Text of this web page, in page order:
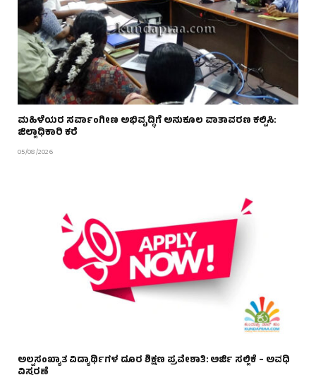
ಮಹಿಳೆಯರ ಸರ್ವಾಂಗೀಣ ಅಭಿವೃದ್ಧಿಗೆ ಅನುಕೂಲ ವಾತಾವರಣ ಕಲ್ಪಿಸಿ:
ಜಿಲ್ಲಾಧಿಕಾರಿ ಕರೆ
05/08/2026
ಅಲ್ಪಸಂಖ್ಯಾತ ವಿದ್ಯಾರ್ಥಿಗಳ ದೂರ ಶಿಕ್ಷಣ ಪ್ರವೇಶಾತಿ: ಅರ್ಜಿ ಸಲ್ಲಿಕೆ – ಅವಧಿ